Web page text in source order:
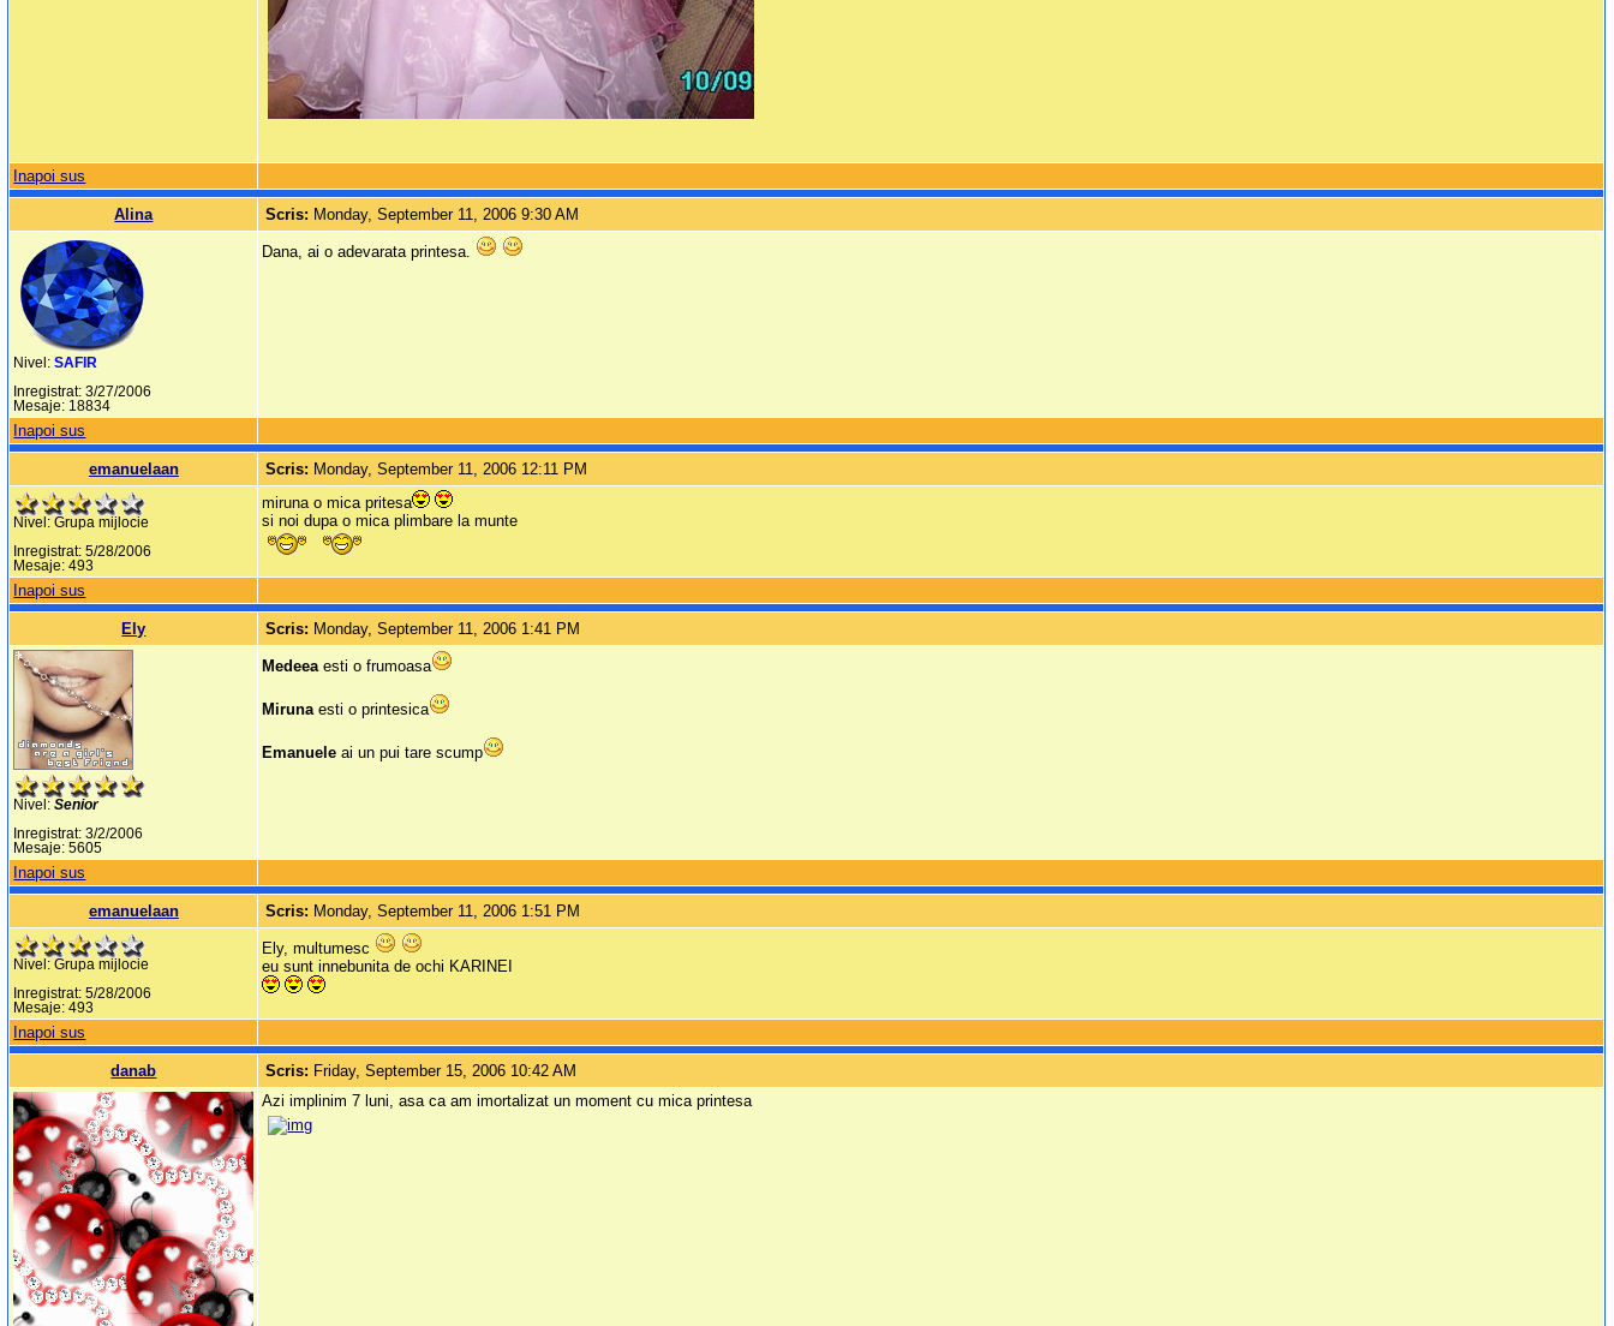
Inapoi sus
Alina Scris: Monday, September 11, 2006 9:30 AM
Nivel:SAFIR
Inregistrat: 3/27/2006
Mesaje: 18834
Dana, ai o adevarata printesa.
Inapoi sus
emanuelaan Scris: Monday, September 11, 2006 12:11 PM
Nivel: Grupa mijlocie
Inregistrat: 5/28/2006
Mesaje: 493
miruna o mica pritesa
si noi dupa o mica plimbare la munte
Inapoi sus
Ely Scris: Monday, September 11, 2006 1:41 PM
Nivel:Senior
Inregistrat: 3/2/2006
Mesaje: 5605
Medeeaesti o frumoasa
Mirunaesti o printesica
Emanueleai un pui tare scump
Inapoi sus
emanuelaan Scris: Monday, September 11, 2006 1:51 PM
Nivel: Grupa mijlocie
Inregistrat: 5/28/2006
Mesaje: 493
Ely, multumesc
eu sunt innebunita de ochi KARINEI
Inapoi sus
danab Scris: Friday, September 15, 2006 10:42 AM
Azi implinim 7 luni, asa ca am imortalizat un moment cu mica printesa